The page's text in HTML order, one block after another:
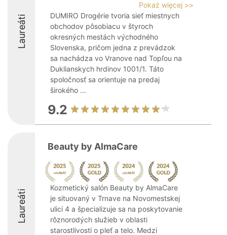
Laureáti
Pokaż więcej >>
DUMIRO Drogérie tvoria sieť miestnych
obchodov pôsobiacu v štyroch
okresných mestách východného
Slovenska, pričom jedna z prevádzok
sa nachádza vo Vranove nad Topľou na
Duklianskych hrdinov 1001/1. Táto
spoločnosť sa orientuje na predaj
širokého ...
9.2
Laureáti
Beauty by AlmaCare
Kozmetický salón Beauty by AlmaCare
je situovaný v Trnave na Novomestskej
ulici 4 a špecializuje sa na poskytovanie
rôznorodých služieb v oblasti
starostlivosti o pleť a telo. Medzi